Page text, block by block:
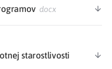
docx
starostlivosti